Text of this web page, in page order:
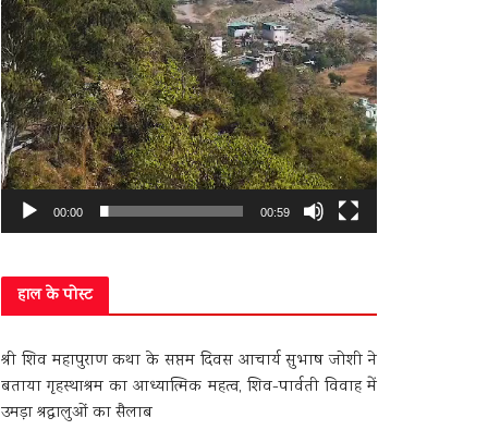
00:00 00:59
हाल के पोस्ट
श्री शिव महापुराण कथा के सप्तम दिवस आचार्य सुभाष जोशी ने
बताया गृहस्थाश्रम का आध्यात्मिक महत्व, शिव-पार्वती विवाह में
उमड़ा श्रद्धालुओं का सैलाब